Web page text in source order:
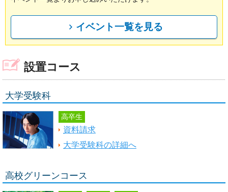
イベント一覧を見る
設置コース
大学受験科
高卒生
資料請求
大学受験科の詳細へ
高校グリーンコース